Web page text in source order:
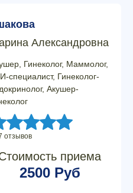
Александровна
Гинеколог, Маммолог,
специалист, Гинеколог-
Акушер-
отзывов
приема
2500 Руб